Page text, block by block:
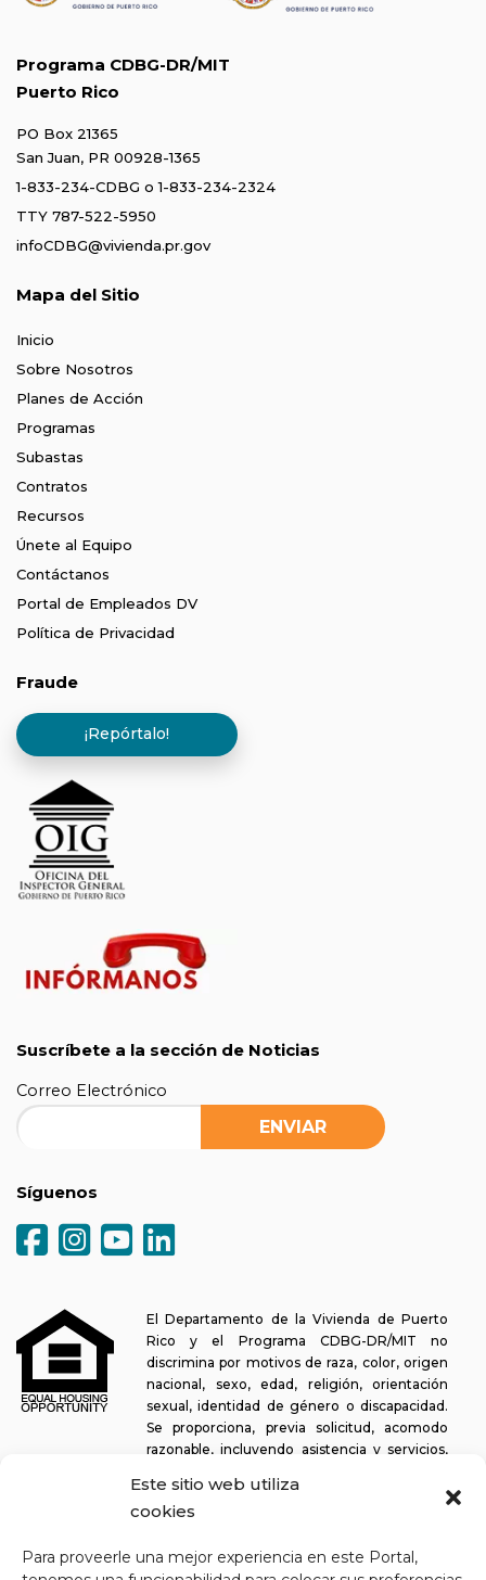
Este sitio web utiliza
cookies
Para proveerle una mejor experiencia en este Portal,
Programa CDBG-DR/MIT
Puerto Rico
PO Box 21365
San Juan, PR 00928-1365
1-833-234-CDBG o1-833-234-2324
TTY 787-522-5950
infoCDBG@vivienda.pr.gov
Mapa del Sitio
Inicio
Sobre Nosotros
Planes de Acción
Programas
Subastas
Contratos
Recursos
Únete al Equipo
Contáctanos
Portal de Empleados DV
Política de Privacidad
Fraude
¡Repórtalo!
Suscríbete a la sección de Noticias
Correo Electrónico
Síguenos
El Departamento de la Vivienda de Puerto
Rico y el Programa CDBG-DR/MIT no
discrimina por motivos de raza, color, origen
nacional, sexo, edad, religión, orientación
sexual, identidad de género o discapacidad.
Se proporciona, previa solicitud, acomodo
razonable, incluyendo asistencia y servicios,
oportunidad de participar en todos los programas y actividades. El
Departamento de la Vivienda se esfuerza continuamente por
lectores de pantalla, así como para otras funcionalidades